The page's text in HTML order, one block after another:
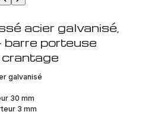
acier galvanisé,
barre porteuse
galvanisé
30 mm
3 mm